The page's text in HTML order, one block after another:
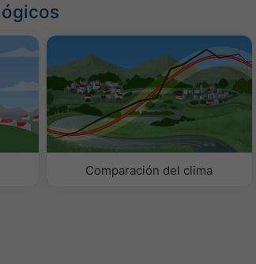
Comparación del clima